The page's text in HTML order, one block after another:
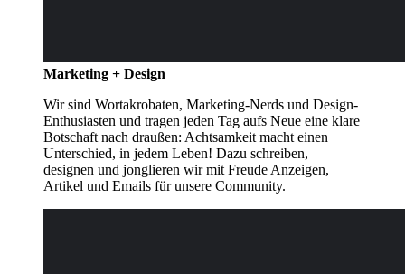
Marketing + Design
Wir sind Wortakrobaten, Marketing-Nerds und Design-
Enthusiasten und tragen jeden Tag aufs Neue eine klare
Botschaft nach draußen: Achtsamkeit macht einen
Unterschied, in jedem Leben! Dazu schreiben,
designen und jonglieren wir mit Freude Anzeigen,
Artikel und Emails für unsere Community.